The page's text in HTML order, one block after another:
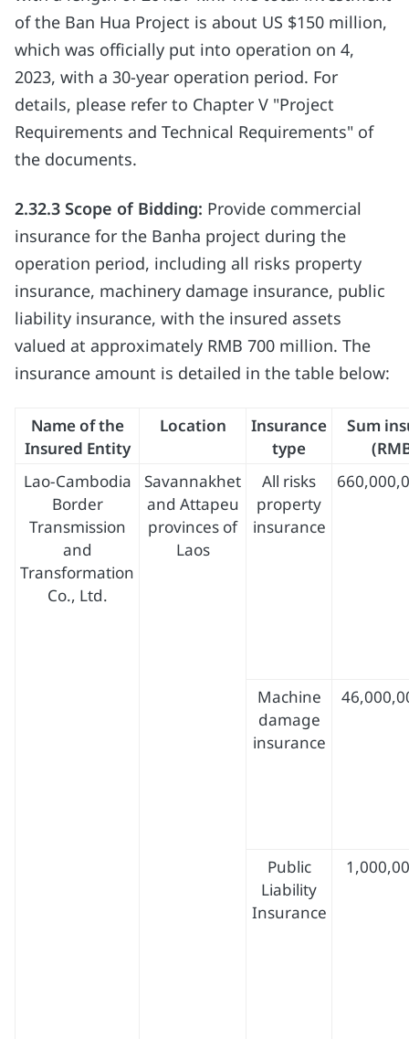
of the Ban Hua Project is about US $150 million,
which was officially put into operation on 4,
2023, with a 30-year operation period. For
details, please refer to Chapter V "Project
Requirements and Technical Requirements" of
the documents.
2.32.3 Scope of Bidding: Provide commercial
insurance for the Banha project during the
operation period, including all risks property
insurance, machinery damage insurance, public
liability insurance, with the insured assets
valued at approximately RMB 700 million. The
insurance amount is detailed in the table below:
Name of the
Insured Entity
Location
Insurance
type
Sum
Lao-Cambodia
Border
Transmission
and
Transformation
Co., Ltd.
Savannakhet
and Attapeu
provinces of
Laos
All risks
property
insurance
Machine
damage
insurance
Public
Liability
Insurance